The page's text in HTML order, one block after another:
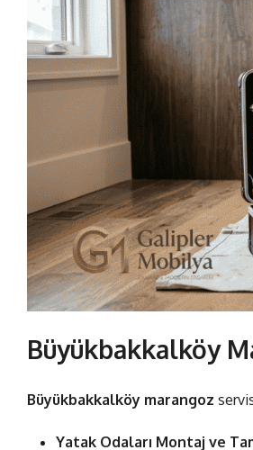
Büyükbakkalköy
Büyükbakkalköy marangoz
Yatak Odaları Montaj ve